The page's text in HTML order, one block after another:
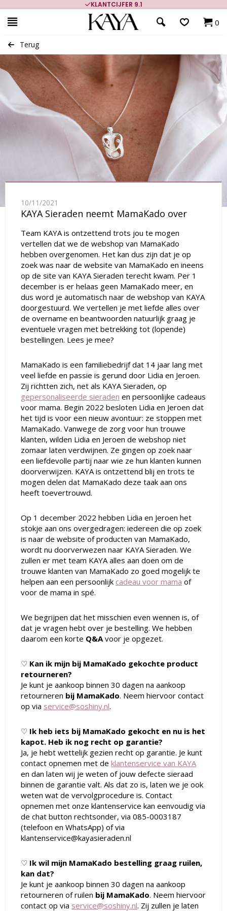
KLANTCIJFER 9.1
0
Terug
10/11/2021
KAYA Sieraden neemt MamaKado over
Team KAYA is ontzettend trots jou te mogen
vertellen dat we de webshop van MamaKado
hebben overgenomen. Het kan dus zijn dat je op
zoek was naar de website van MamaKado en ineens
op de site van KAYA Sieraden terecht kwam. Per 1
december is er helaas geen MamaKado meer, en
dus word je automatisch naar de webshop van KAYA
doorgestuurd. We vertellen je met liefde alles over
de overname en beantwoorden natuurlijk graag je
eventuele vragen met betrekking tot (lopende)
bestellingen. Lees je mee?
MamaKado is een familiebedrijf dat 14 jaar lang met
veel liefde en passie is gerund door Lidia en Jeroen.
Zij richtten zich, net als KAYA Sieraden, op
gepersonaliseerde sieraden en persoonlijke cadeaus
voor mama. Begin 2022 besloten Lidia en Jeroen dat
het tijd is voor een nieuw avontuur: ze stoppen met
MamaKado. Vanwege de zorg voor hun trouwe
klanten, wilden Lidia en Jeroen de webshop niet
zomaar laten verdwijnen. Ze gingen op zoek naar
een liefdevolle partij naar wie ze hun klanten kunnen
doorverwijzen. KAYA is ontzettend blij en trots te
mogen delen dat MamaKado deze taak aan ons
heeft toevertrouwd.
Op 1 december 2022 hebben Lidia en Jeroen het
stokje aan ons overgedragen: iedereen die op zoek
is naar de website of producten van MamaKado,
wordt nu doorverwezen naar KAYA Sieraden. We
zullen er met team KAYA alles aan doen om de
trouwe klanten van MamaKado zo goed mogelijk te
helpen aan een persoonlijk cadeau voor mama of
voor de mama in spé.
We begrijpen dat het misschien even wennen is, of
dat je vragen hebt over je bestelling. We hebben
daarom een korte Q&Avoor je opgezet.
♡ Kan ik mijn bij MamaKado gekochte product
retourneren?
Je kunt je aankoop binnen 30 dagen na aankoop
retourneren bij MamaKado. Neem hiervoor contact
op via service@soshiny.nl.
♡ Ik heb iets bij MamaKado gekocht en nu is het
kapot. Heb ik nog recht op garantie?
Ja, je hebt wettelijk gezien recht op garantie. Je kunt
contact opnemen met de klantenservice van KAYA
en dan laten wij je weten of jouw defecte sieraad
binnen de garantie valt. Als dat zo is, laten we je ook
weten wat de vervolgprocedure is. Contact
opnemen met onze klantenservice kan eenvoudig via
de chat button rechtsonder, via 085-0003187
(telefoon en WhatsApp) of via
klantenservice@kayasieraden.nl
♡ Ik wil mijn MamaKado bestelling graag ruilen,
kan dat?
Je kunt je aankoop binnen 30 dagen na aankoop
retourneren of ruilen bij MamaKado. Neem hiervoor
contact op via service@soshiny.nl. Zij zullen je laten